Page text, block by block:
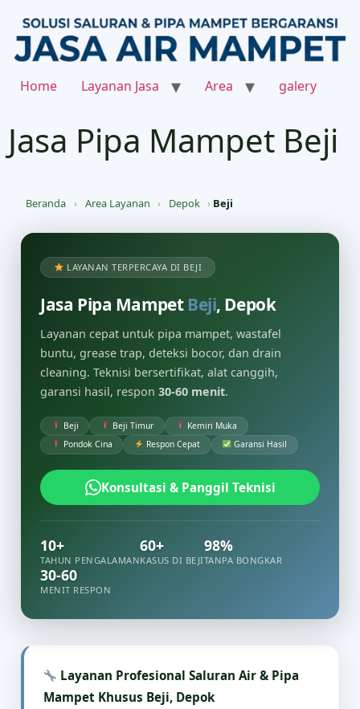
Home Layanan Jasa Area galery
Jasa Pipa Mampet Beji
Beranda › Area Layanan › Depok › Beji
LAYANAN TERPERCAYA DI BEJI
Jasa Pipa Mampet Beji, Depok
Layanan cepat untuk pipa mampet, wastafel
buntu, grease trap, deteksi bocor, dan drain
cleaning. Teknisi bersertifikat, alat canggih,
garansi hasil, respon 30-60 menit.
Beji Beji Timur
Kemiri Muka
Pondok Cina
Respon Cepat Garansi Hasil
Konsultasi & Panggil Teknisi
10+
TAHUN PENGALAMAN
60+
KASUS DI BEJI
98%
TANPA BONGKAR
30-60
MENIT RESPON
Layanan Profesional Saluran Air & Pipa
Mampet Khusus Beji, Depok